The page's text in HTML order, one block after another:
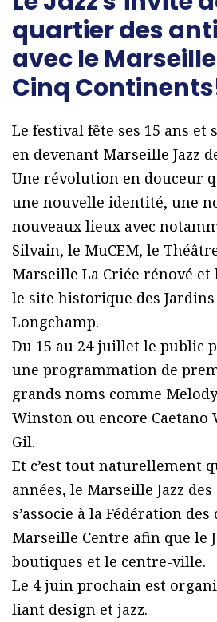
quartier des
avec le
Cinq
Le festival fête ses 15 ans et
en devenant Marseille Jazz
Une révolution en douceur
une nouvelle identité, une
nouveaux lieux avec
Silvain, le MuCEM, le
Marseille La Criée rénové
le site historique des Jardins
Longchamp.
Du 15 au 24 juillet le public
une programmation de
grands noms comme
Winston ou encore Caetano
Gil.
Et c’est tout naturellement
années, le Marseille Jazz
s’associe à la Fédération
Marseille Centre afin que le
boutiques et le centre-ville.
Le 4 juin prochain est
liant design et jazz.